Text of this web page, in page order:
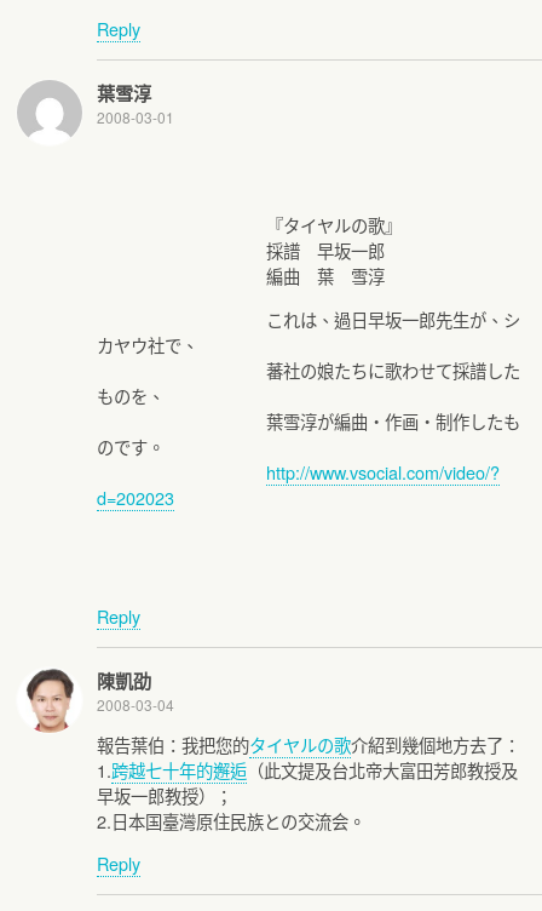
Reply
葉雪淳
2008-03-01
『タイヤルの歌』
採譜 早坂一郎
編曲 葉 雪淳
これは、過日早坂一郎先生が、シ
カヤウ社で、
蕃社の娘たちに歌わせて採譜した
ものを、
葉雪淳が編曲・作画・制作したも
のです。
http://www.vsocial.com/video/?
d=202023
Reply
陳凱劭
2008-03-04
報告葉伯：我把您的タイヤルの歌介紹到幾個地方去了：
1.跨越七十年的邂逅 （此文提及台北帝大富田芳郎教授及
早坂一郎教授）；
2.日本国臺灣原住民族との交流会。
Reply